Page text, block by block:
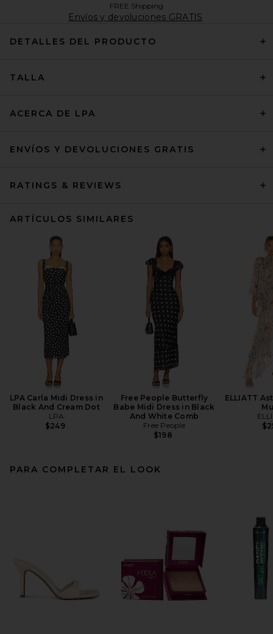
FREE Shipping
Envíos y devoluciones GRATIS
DETALLES DEL PRODUCTO
TALLA
ACERCA DE LPA
ENVÍOS Y DEVOLUCIONES GRATIS
RATINGS & REVIEWS
ARTÍCULOS SIMILARES
LPA Carla Midi Dress in
Black And Cream Dot
LPA
$249
Free People Butterfly
Babe Midi Dress in Black
And White Comb
Free People
$198
ELLIATT
PARA COMPLETAR EL LOOK